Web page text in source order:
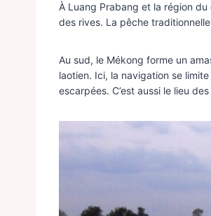
À Luang Prabang et la région
des rives. La pêche
Au sud, le Mékong forme un
laotien. Ici, la navigation se
escarpées. C’est aussi le lieu